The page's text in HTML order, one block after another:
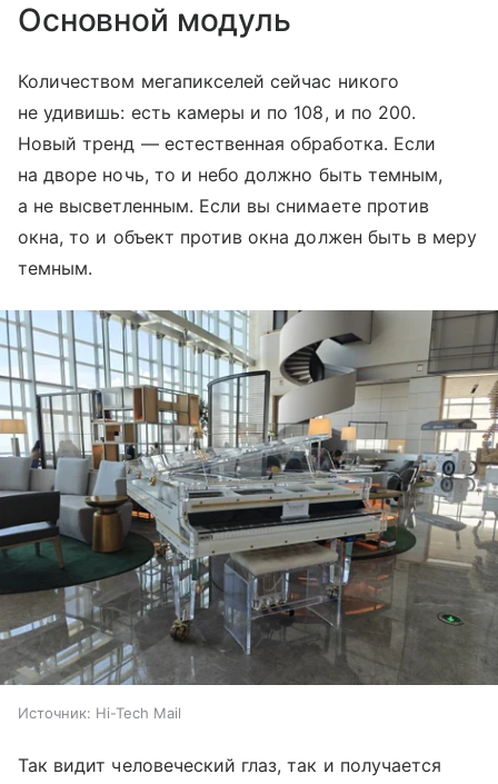
Основной модуль
Количеством мегапикселей сейчас никого
не удивишь: есть камеры и по 108, и по 200.
Новый тренд — естественная обработка. Если
на дворе ночь, то и небо должно быть темным,
а не высветленным. Если вы снимаете против
окна, то и объект против окна должен быть в меру
темным.
Источник: Hi-Tech Mail
Так видит человеческий глаз, так и получается